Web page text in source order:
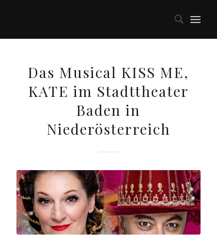
Das Musical KISS ME,
KATE im Stadttheater
Baden in
Niederösterreich